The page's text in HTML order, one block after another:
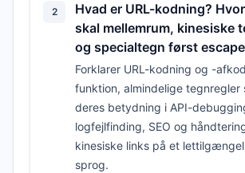
2
Hvad er URL-kodning?
skal mellemrum, kinesiske
og specialtegn først
Forklarer URL-kodning og -
funktion, almindelige tegnregler
deres betydning i API-
logfejlfinding, SEO og
kinesiske links på et
sprog.